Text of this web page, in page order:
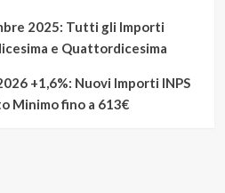
2025: Tutti gli Importi
e Quattordicesima
+1,6%: Nuovi Importi INPS
Minimo fino a 613€